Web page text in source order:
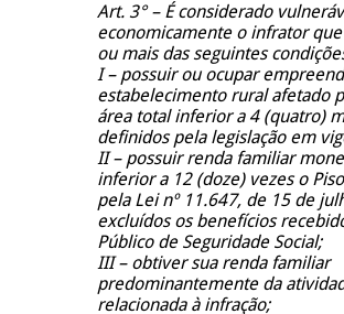
Art. 3° – É considerado
economicamente o infrator
ou mais das seguintes
I – possuir ou ocupar
estabelecimento rural afetado
área total inferior a 4 (quatro)
definidos pela legislação em
II – possuir renda familiar
inferior a 12 (doze) vezes o
pela Lei nº 11.647, de 15 de
excluídos os benefícios
Público de Seguridade Social;
III – obtiver sua renda familiar
predominantemente da
relacionada à infração;